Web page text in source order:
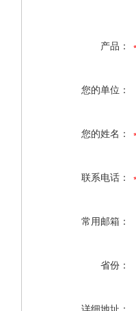
产品：
您的单位：
您的姓名：
联系电话：
常用邮箱：
省份：